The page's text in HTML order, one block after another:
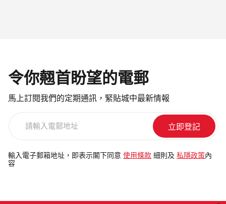
令你翹首盼望的電郵
馬上訂閱我們的定期通訊，緊貼城中最新情報
電
郵
輸入電子郵箱地址，即表示閣下同意 使用條款 細則及 私隱政策 內
容